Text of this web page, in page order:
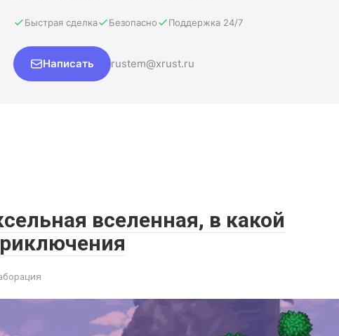
Быстрая сделка Безопасно Поддержка 24/7
Написать rustem@xrust.ru
вселенная, в какой